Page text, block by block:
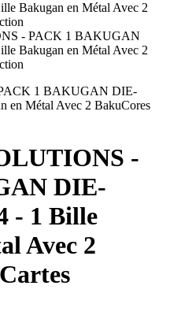
-
DIE-
- 1 Bille
Avec 2